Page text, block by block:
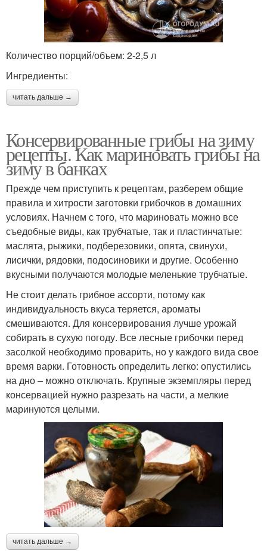
Количество порций/объем: 2-2,5 л
Ингредиенты:
читать дальше →
Консервированные грибы на зиму
рецепты. Как мариновать грибы на
зиму в банках
Прежде чем приступить к рецептам, разберем общие
правила и хитрости заготовки грибочков в домашних
условиях. Начнем с того, что мариновать можно все
съедобные виды, как трубчатые, так и пластинчатые:
маслята, рыжики, подберезовики, опята, свинухи,
лисички, рядовки, подосиновики и другие. Особенно
вкусными получаются молодые меленькие трубчатые.
Не стоит делать грибное ассорти, потому как
индивидуальность вкуса теряется, ароматы
смешиваются. Для консервирования лучше урожай
собирать в сухую погоду. Все лесные грибочки перед
засолкой необходимо проварить, но у каждого вида свое
время варки. Готовность определить легко: опустились
на дно – можно отключать. Крупные экземпляры перед
консервацией нужно разрезать на части, а мелкие
маринуются целыми.
читать дальше →